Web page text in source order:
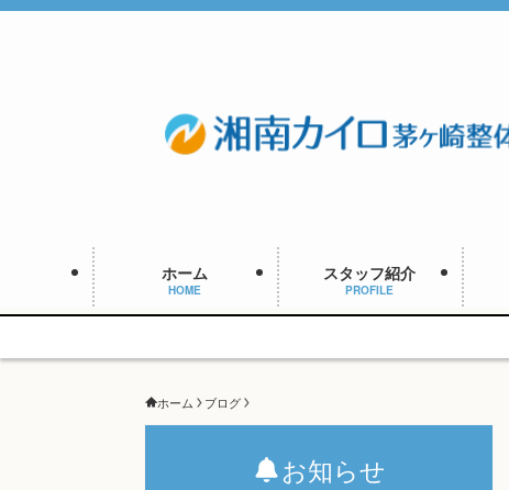
ホーム
HOME
スタッフ紹介
PROFILE
ホーム ブログ
お知らせ